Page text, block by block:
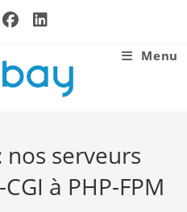
Menu
serveurs
à PHP-FPM